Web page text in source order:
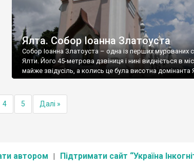
Ялта. Собор Іоанна Златоуста
Собор Іоанна Златоуста – одна із перших мурованих
Ялти. Його 45-метрова дзвіниця і нині видніється в
майже звідусіль, а колись це була висотна домінанта
4 5 Далі »
автором Підтримати сайт “Україна